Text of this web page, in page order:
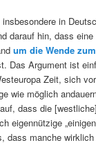
in
darauf hin, dass
um die Wende
Das Argument ist
Zeit, sich
wie möglich
dass die
eigennützige
dass manche wirklich